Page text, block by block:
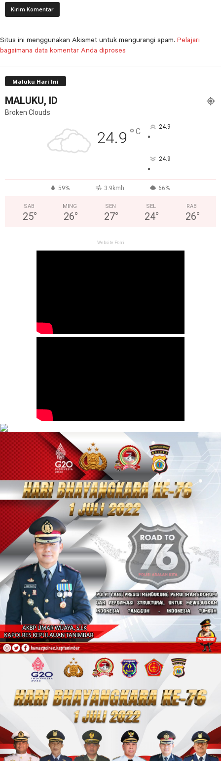
Situs ini menggunakan Akismet untuk mengurangi spam. Pelajari
bagaimana data komentar Anda diproses
Maluku Hari Ini
MALUKU, ID
Broken Clouds
24.9 ° C 24.9
°
24.9
°
59% 3.9kmh 66%
SAB
25°
MING
26°
SEN
27°
SEL
24°
RAB
26°
Website Polri